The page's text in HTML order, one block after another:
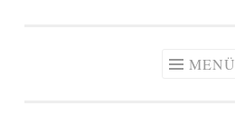
MENÜ